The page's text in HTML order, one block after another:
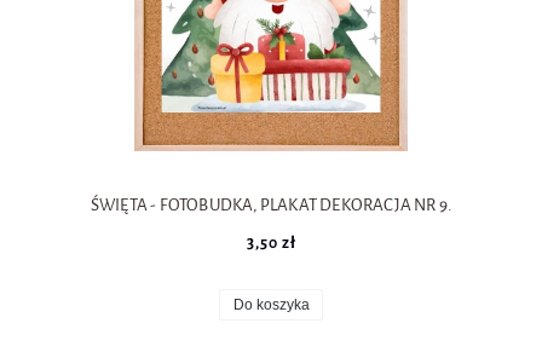
ŚWIĘTA - FOTOBUDKA, PLAKAT DEKORACJA NR 9.
3,50 zł
Do koszyka